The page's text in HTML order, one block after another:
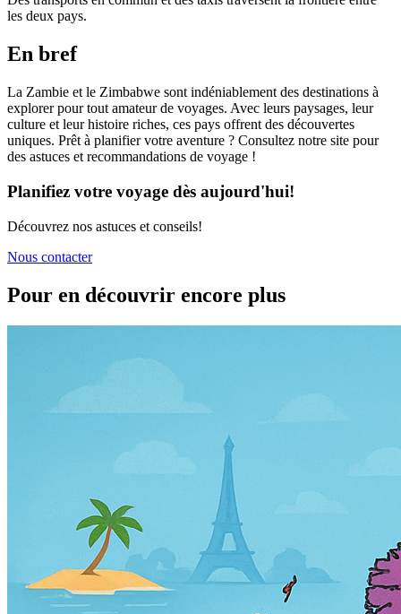
les deux pays.
En bref
La Zambie et le Zimbabwe sont indéniablement des destinations à
explorer pour tout amateur de voyages. Avec leurs paysages, leur
culture et leur histoire riches, ces pays offrent des découvertes
uniques. Prêt à planifier votre aventure ? Consultez notre site pour
des astuces et recommandations de voyage !
Planifiez votre voyage dès aujourd'hui!
Découvrez nos astuces et conseils!
Nous contacter
Pour en découvrir encore plus